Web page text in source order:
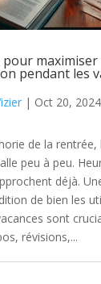
pour
pendant les
| Oct 20, 2024
de la rentrée,
peu à peu.
déjà.
de bien les
sont
révisions,...